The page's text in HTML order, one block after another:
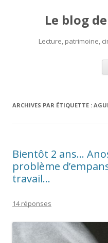
Le blog
Lecture, patrimoine,
ARCHIVES PAR ÉTIQUETTE :
Bientôt 2 ans…
problème
travail…
14 réponses